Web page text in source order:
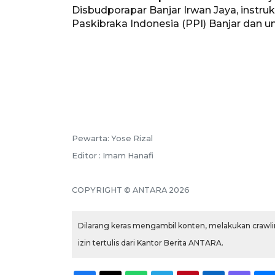
Disbudporapar Banjar Irwan Jaya,
Paskibraka Indonesia (PPI) Banjar dan
Pewarta: Yose Rizal
Editor : Imam Hanafi
COPYRIGHT © ANTARA 2026
Dilarang keras mengambil konten, melakukan
izin tertulis dari Kantor Berita ANTARA.